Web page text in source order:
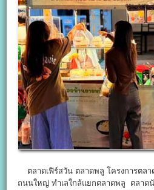
ตลาดเฟิร์สวัน ตลาดพลู โครงการตล
ถนนใหญ่ ทำเลใกล้แยกตลาดพลู ตลาดนั